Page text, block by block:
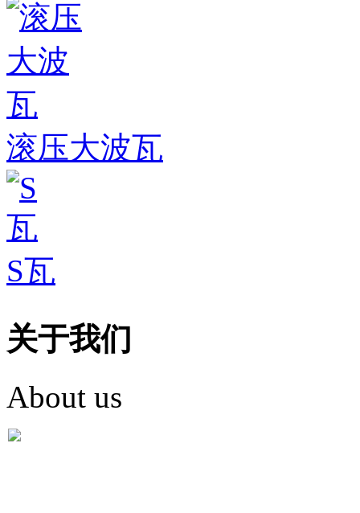
滚压大波瓦
S瓦
关于我们
About us